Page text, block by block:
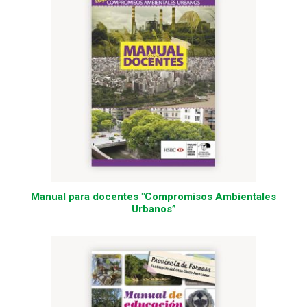
Manual para docentes "Compromisos Ambientales
Urbanos”